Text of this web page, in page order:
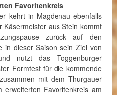
Favoritenkreis
kehrt in Magdenau ebenfalls
Käsermeister aus Stein kommt
zurück auf den
in dieser Saison sein Ziel von
nutzt das Toggenburger
Formtest für die kommende
mit dem Thurgauer
erweiterten Favoritenkreis am